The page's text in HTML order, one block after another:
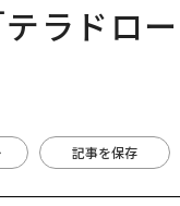
ラドロ
記事を保存